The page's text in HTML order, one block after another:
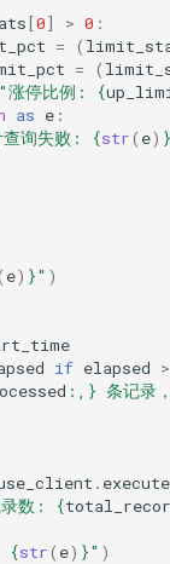
[0] > 0 :
= (
= (
"涨停比例: {
as e :
询失败: {str( e) }
e) }" )
if elapsed >
: } 条记录
. execute
数: {
{str( e) }" )